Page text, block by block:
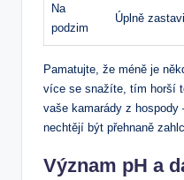
Na
podzim
Úplně
Pamatujte, že méně je
více se snažíte, tím horší
vaše kamarády z
nechtějí být přehnaně
Význam pH a‌